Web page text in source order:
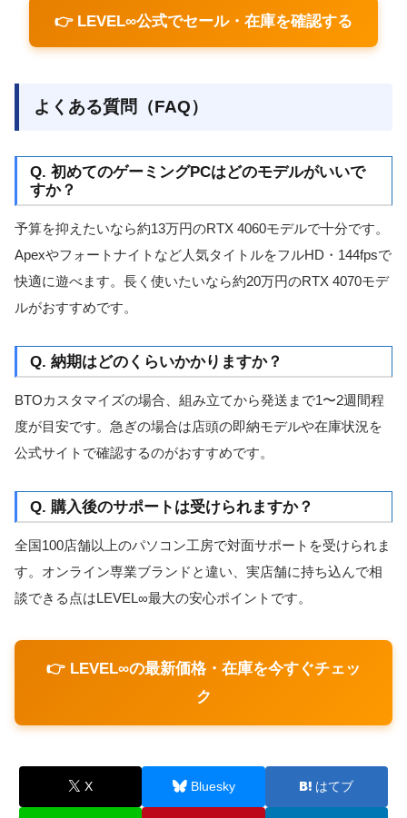
👉 LEVEL∞公式でセール・在庫を確認する
よくある質問（FAQ）
Q. 初めてのゲーミングPCはどのモデルがいいで
すか？
予算を抑えたいなら約13万円のRTX 4060モデルで十分です。
Apexやフォートナイトなど人気タイトルをフルHD・144fpsで
快適に遊べます。長く使いたいなら約20万円のRTX 4070モデ
ルがおすすめです。
Q. 納期はどのくらいかかりますか？
BTOカスタマイズの場合、組み立てから発送まで1〜2週間程
度が目安です。急ぎの場合は店頭の即納モデルや在庫状況を
公式サイトで確認するのがおすすめです。
Q. 購入後のサポートは受けられますか？
全国100店舗以上のパソコン工房で対面サポートを受けられま
す。オンライン専業ブランドと違い、実店舗に持ち込んで相
談できる点はLEVEL∞最大の安心ポイントです。
👉 LEVEL∞の最新価格・在庫を今すぐチェッ
ク
X Bluesky はてブ